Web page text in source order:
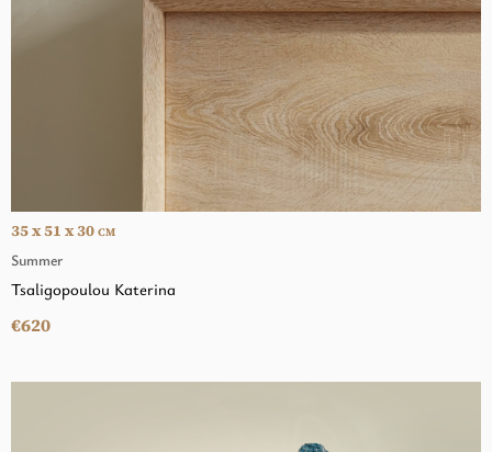
Summer
35 x 51 x 30 CM
Tsaligopoulou Katerina
€620